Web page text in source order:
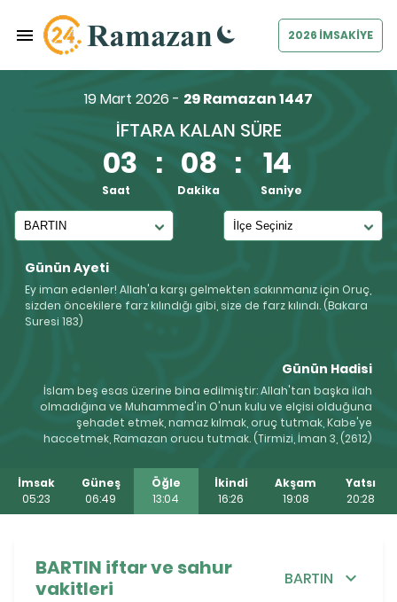
2026 İMSAKİYE
Günün Ayeti
Ey iman edenler! Allah'a karşı gelmekten sakınmanız için Oruç,
sizden öncekilere farz kılındığı gibi, size de farz kılındı. (Bakara
Suresi 183)
19 Mart 2026 - 29 Ramazan 1447
İFTARA KALAN SÜRE
03 : 08 : 14
Saat Dakika Saniye
Günün Hadisi
İslam beş esas üzerine bina edilmiştir: Allah'tan başka ilah
olmadığına ve Muhammed'in O'nun kulu ve elçisi olduğuna
şehadet etmek, namaz kılmak, oruç tutmak, Kabe'ye
haccetmek, Ramazan orucu tutmak. (Tirmizi, İman 3, (2612)
İmsak
05:23
Güneş
06:49
Öğle
13:04
İkindi
16:26
Akşam
19:08
Yatsı
20:28
BARTIN iftar ve sahur
vakitleri
BARTIN